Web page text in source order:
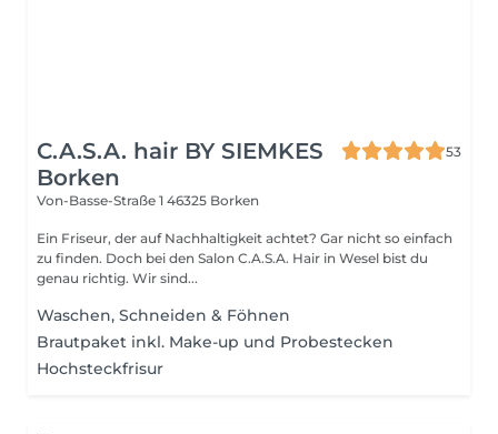
C.A.S.A. hair BY SIEMKES
Borken
53
Von-Basse-Straße 1 46325 Borken
Ein Friseur, der auf Nachhaltigkeit achtet? Gar nicht so einfach
zu finden. Doch bei den Salon C.A.S.A. Hair in Wesel bist du
genau richtig. Wir sind...
Waschen, Schneiden & Föhnen
Brautpaket inkl. Make-up und Probestecken
Hochsteckfrisur